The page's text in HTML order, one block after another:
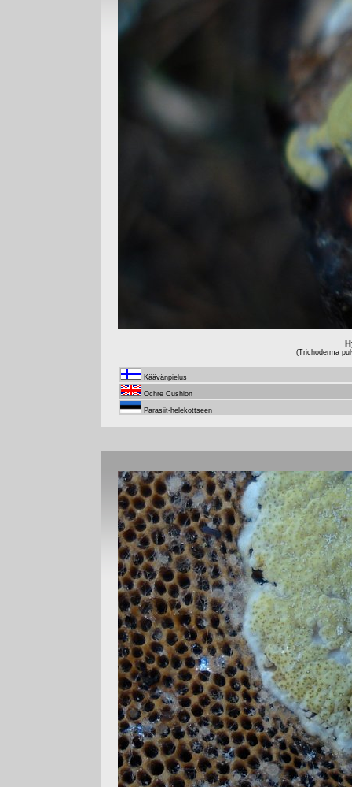
(Trichoderma
Käävänpielus
Ochre Cushion
Parasiit-helekottseen